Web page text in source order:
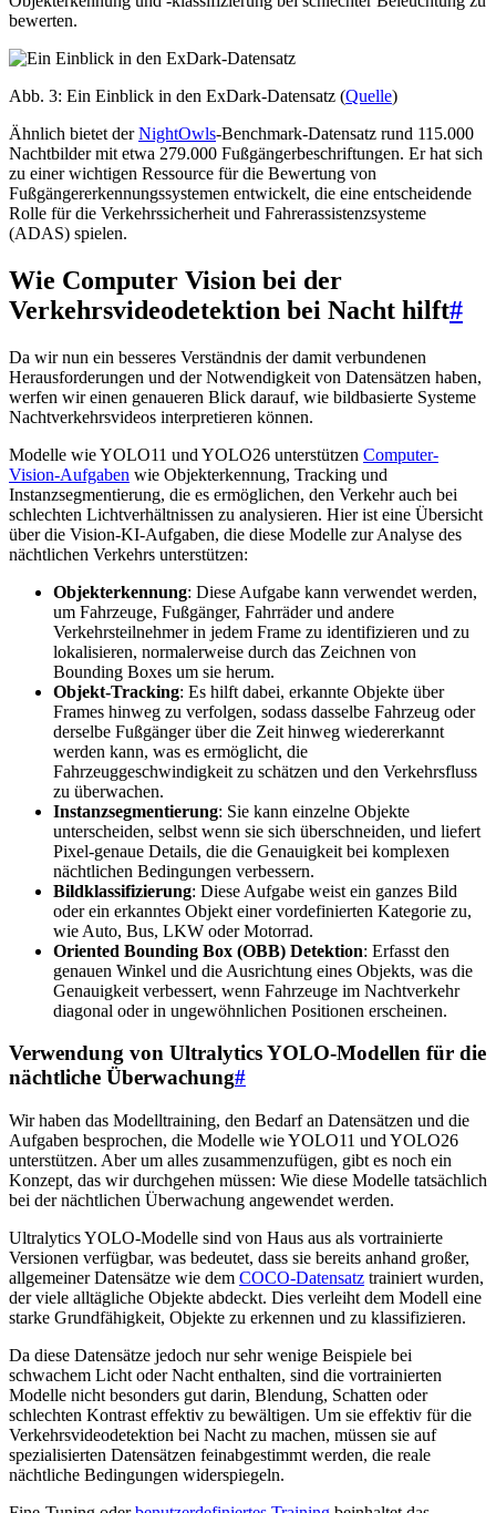
bewerten.
Abb. 3: Ein Einblick in den ExDark-Datensatz (Quelle)
Ähnlich bietet derNightOwls-Benchmark-Datensatz rund 115.000
Nachtbilder mit etwa 279.000 Fußgängerbeschriftungen. Er hat sich
zu einer wichtigen Ressource für die Bewertung von
Fußgängererkennungssystemen entwickelt, die eine entscheidende
Rolle für die Verkehrssicherheit und Fahrerassistenzsysteme
(ADAS) spielen.
Wie Computer Vision bei der
Verkehrsvideodetektion bei Nacht hilft#
Da wir nun ein besseres Verständnis der damit verbundenen
Herausforderungen und der Notwendigkeit von Datensätzen haben,
werfen wir einen genaueren Blick darauf, wie bildbasierte Systeme
Nachtverkehrsvideos interpretieren können.
Modelle wie YOLO11 und YOLO26 unterstützen Computer-
Vision-Aufgaben wie Objekterkennung, Tracking und
Instanzsegmentierung, die es ermöglichen, den Verkehr auch bei
schlechten Lichtverhältnissen zu analysieren. Hier ist eine Übersicht
über die Vision-KI-Aufgaben, die diese Modelle zur Analyse des
nächtlichen Verkehrs unterstützen:
Objekterkennung: Diese Aufgabe kann verwendet werden,
um Fahrzeuge, Fußgänger, Fahrräder und andere
Verkehrsteilnehmer in jedem Frame zu identifizieren und zu
lokalisieren, normalerweise durch das Zeichnen von
Bounding Boxes um sie herum.
Objekt-Tracking: Es hilft dabei, erkannte Objekte über
Frames hinweg zu verfolgen, sodass dasselbe Fahrzeug oder
derselbe Fußgänger über die Zeit hinweg wiedererkannt
werden kann, was es ermöglicht, die
Fahrzeuggeschwindigkeit zu schätzen und den Verkehrsfluss
zu überwachen.
Instanzsegmentierung: Sie kann einzelne Objekte
unterscheiden, selbst wenn sie sich überschneiden, und liefert
Pixel-genaue Details, die die Genauigkeit bei komplexen
nächtlichen Bedingungen verbessern.
Bildklassifizierung: Diese Aufgabe weist ein ganzes Bild
oder ein erkanntes Objekt einer vordefinierten Kategorie zu,
wie Auto, Bus, LKW oder Motorrad.
Oriented Bounding Box (OBB) Detektion: Erfasst den
genauen Winkel und die Ausrichtung eines Objekts, was die
Genauigkeit verbessert, wenn Fahrzeuge im Nachtverkehr
diagonal oder in ungewöhnlichen Positionen erscheinen.
Verwendung von Ultralytics YOLO-Modellen für die
nächtliche Überwachung#
Wir haben das Modelltraining, den Bedarf an Datensätzen und die
Aufgaben besprochen, die Modelle wie YOLO11 und YOLO26
unterstützen. Aber um alles zusammenzufügen, gibt es noch ein
Konzept, das wir durchgehen müssen: Wie diese Modelle tatsächlich
bei der nächtlichen Überwachung angewendet werden.
Ultralytics YOLO-Modelle sind von Haus aus als vortrainierte
Versionen verfügbar, was bedeutet, dass sie bereits anhand großer,
allgemeiner Datensätze wie dem COCO-Datensatz trainiert wurden,
der viele alltägliche Objekte abdeckt. Dies verleiht dem Modell eine
starke Grundfähigkeit, Objekte zu erkennen und zu klassifizieren.
Da diese Datensätze jedoch nur sehr wenige Beispiele bei
schwachem Licht oder Nacht enthalten, sind die vortrainierten
Modelle nicht besonders gut darin, Blendung, Schatten oder
schlechten Kontrast effektiv zu bewältigen. Um sie effektiv für die
Verkehrsvideodetektion bei Nacht zu machen, müssen sie auf
spezialisierten Datensätzen feinabgestimmt werden, die reale
nächtliche Bedingungen widerspiegeln.